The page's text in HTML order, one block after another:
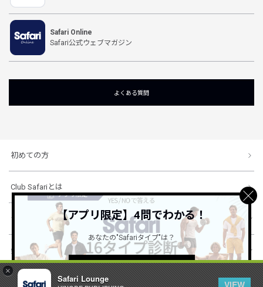
×
Safari Lounge
VIEW
Safari Online
Safari公式ウェブマガジン
よくある質問
初めての方
Club Safariとは
ショッピングガイド
会社概要・規約
【アプリ限定】4問でわかる！
あなたの"Safariタイプ"は？
詳しくはこちら ＞